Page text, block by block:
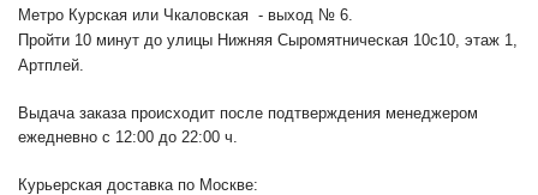
Метро Курская или Чкаловская - выход № 6.
Пройти 10 минут до улицы Нижняя Сыромятническая 10с10, этаж 1,
Артплей.
Выдача заказа происходит после подтверждения менеджером
ежедневно с 12:00 до 22:00 ч.
Курьерская доставка по Москве: